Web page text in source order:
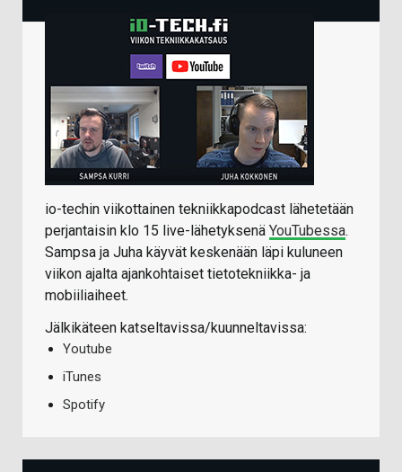
io-techin viikottainen tekniikkapodcast lähetetään
perjantaisin klo 15 live-lähetyksenä YouTubessa.
Sampsa ja Juha käyvät keskenään läpi kuluneen
viikon ajalta ajankohtaiset tietotekniikka- ja
mobiiliaiheet.
Jälkikäteen katseltavissa/kuunneltavissa:
Youtube
iTunes
Spotify